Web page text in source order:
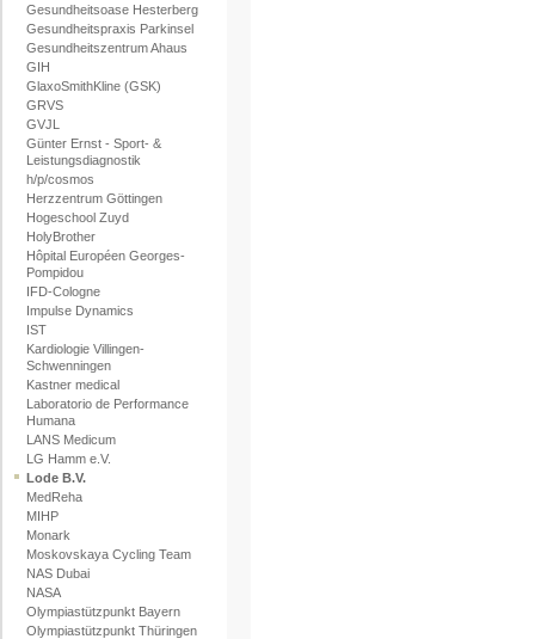
Gesundheitsoase Hesterberg
Gesundheitspraxis Parkinsel
Gesundheitszentrum Ahaus
GIH
GlaxoSmithKline (GSK)
GRVS
GVJL
Günter Ernst - Sport- &
Leistungsdiagnostik
h/p/cosmos
Herzzentrum Göttingen
Hogeschool Zuyd
HolyBrother
Hôpital Européen Georges-
Pompidou
IFD-Cologne
Impulse Dynamics
IST
Kardiologie Villingen-
Schwenningen
Kastner medical
Laboratorio de Performance
Humana
LANS Medicum
LG Hamm e.V.
Lode B.V.
MedReha
MIHP
Monark
Moskovskaya Cycling Team
NAS Dubai
NASA
Olympiastützpunkt Bayern
Olympiastützpunkt Thüringen